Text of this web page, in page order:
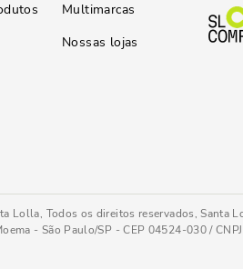
Multimarcas
Nossas lojas
Lolla, Todos os direitos reservados, Santa
- São Paulo/SP - CEP 04524-030 /